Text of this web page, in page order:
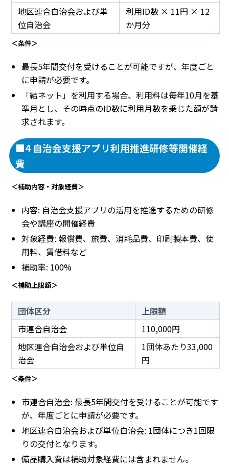
地区連合自治会および単
位自治会
利用ID数 × 11円 × 12
か月分
＜条件＞
最長5年間交付を受けることが可能ですが、年度ごと
に申請が必要です。
「結ネット」を利用する場合、利用料は毎年10月を基
準月とし、その時点のID数に利用月数を乗じた額が請
求されます。
■4 自治会支援アプリ利用推進研修等開催経
費
＜補助内容・対象経費＞
内容: 自治会支援アプリの活用を推進するための研修
会や講座の開催経費
対象経費: 報償費、旅費、消耗品費、印刷製本費、使
用料、賃借料など
補助率: 100%
＜補助上限額＞
団体区分
上限額
市連合自治会
110,000円
地区連合自治会および単位自
治会
1団体あたり33,000
円
＜条件＞
市連合自治会: 最長5年間交付を受けることが可能です
が、年度ごとに申請が必要です。
地区連合自治会および単位自治会: 1団体につき1回限
りの交付となります。
備品購入費は補助対象経費には含まれません。